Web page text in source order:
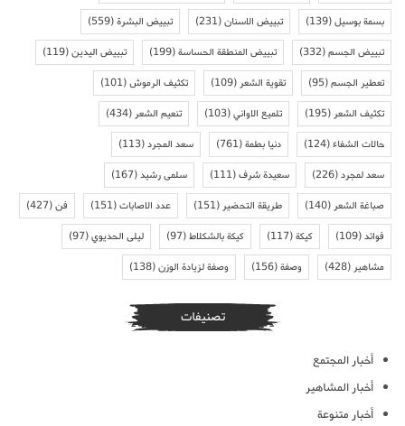
بسمة بوسيل(139) تبييض الاسنان(231) تبييض البشرة(559)
تبييض الجسم(332) تبييض المنطقة الحساسة(199) تبييض اليدين(119)
تعطير الجسم(95) تقوية الشعر(109) تكثيف الرموش(101)
تكثيف الشعر(195) تلميع الاواني(103) تنعيم الشعر(434)
حالات الشفاء(124) دنيا بطمة(761) سعد المجرد(113)
سعد لمجرد(226) سعيدة شرف(111) سلمى رشيد(167)
صباغة الشعر(140) طريقة التحضير(151) عدد الاصابات(151) فن(427)
فوائد(109) كيكة(117) كيكة بالشكلاط(97) ليلى الحديوي(97)
مشاهير(428) وصفة(156) وصفة لزيادة الوزن(138)
تصنيفات
أخبار المجتمع
أخبار المشاهير
أخبار متنوعة